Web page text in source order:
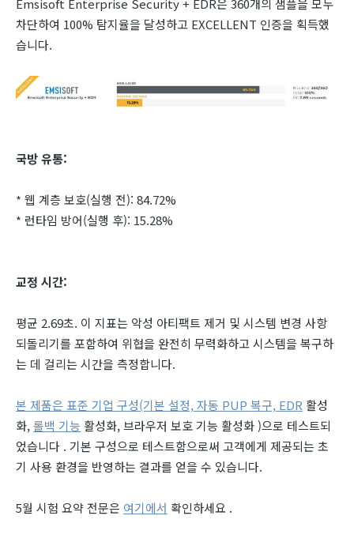
Emsisoft Enterprise Security + EDR은 360개의 샘플을 모두
차단하여 100% 탐지율을 달성하고 EXCELLENT 인증을 획득했
습니다.
국방 유통:
* 웹 계층 보호(실행 전): 84.72%
* 런타임 방어(실행 후): 15.28%
교정 시간:
평균 2.69초. 이 지표는 악성 아티팩트 제거 및 시스템 변경 사항
되돌리기를 포함하여 위협을 완전히 무력화하고 시스템을 복구하
는 데 걸리는 시간을 측정합니다.
본 제품은 표준 기업 구성(기본 설정, 자동 PUP 복구, EDR 활성
화,롤백 기능 활성화, 브라우저 보호 기능 활성화 )으로 테스트되
었습니다 . 기본 구성으로 테스트함으로써 고객에게 제공되는 초
기 사용 환경을 반영하는 결과를 얻을 수 있습니다.
5월 시험 요약 전문은 여기에서 확인하세요 .